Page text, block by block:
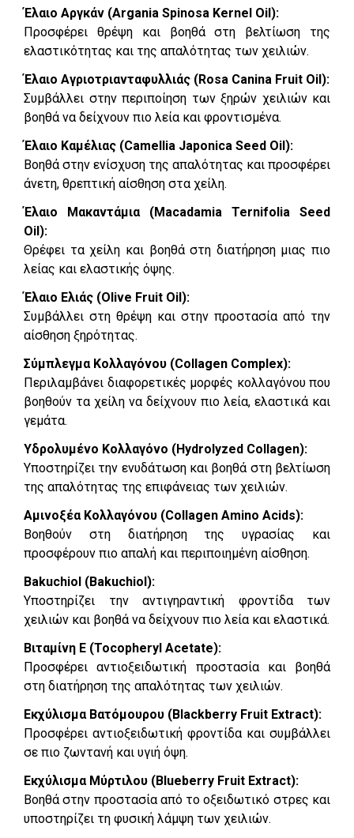
Έλαιο Αργκάν (Argania Spinosa Kernel Oil):
Προσφέρει θρέψη και βοηθά στη βελτίωση της
ελαστικότητας και της απαλότητας των χειλιών.
Έλαιο Αγριοτριανταφυλλιάς (Rosa Canina Fruit Oil):
Συμβάλλει στην περιποίηση των ξηρών χειλιών και
βοηθά να δείχνουν πιο λεία και φροντισμένα.
Έλαιο Καμέλιας (Camellia Japonica Seed Oil):
Βοηθά στην ενίσχυση της απαλότητας και προσφέρει
άνετη, θρεπτική αίσθηση στα χείλη.
Έλαιο Μακαντάμια (Macadamia Ternifolia Seed
Oil):
Θρέφει τα χείλη και βοηθά στη διατήρηση μιας πιο
λείας και ελαστικής όψης.
Έλαιο Ελιάς (Olive Fruit Oil):
Συμβάλλει στη θρέψη και στην προστασία από την
αίσθηση ξηρότητας.
Σύμπλεγμα Κολλαγόνου (Collagen Complex):
Περιλαμβάνει διαφορετικές μορφές κολλαγόνου που
βοηθούν τα χείλη να δείχνουν πιο λεία, ελαστικά και
γεμάτα.
Υδρολυμένο Κολλαγόνο (Hydrolyzed Collagen):
Υποστηρίζει την ενυδάτωση και βοηθά στη βελτίωση
της απαλότητας της επιφάνειας των χειλιών.
Αμινοξέα Κολλαγόνου (Collagen Amino Acids):
Βοηθούν στη διατήρηση της υγρασίας και
προσφέρουν πιο απαλή και περιποιημένη αίσθηση.
Bakuchiol (Bakuchiol):
Υποστηρίζει την αντιγηραντική φροντίδα των
χειλιών και βοηθά να δείχνουν πιο λεία και ελαστικά.
Βιταμίνη Ε (Tocopheryl Acetate):
Προσφέρει αντιοξειδωτική προστασία και βοηθά
στη διατήρηση της απαλότητας των χειλιών.
Εκχύλισμα Βατόμουρου (Blackberry Fruit Extract):
Προσφέρει αντιοξειδωτική φροντίδα και συμβάλλει
σε πιο ζωντανή και υγιή όψη.
Εκχύλισμα Μύρτιλου (Blueberry Fruit Extract):
Βοηθά στην προστασία από το οξειδωτικό στρες και
υποστηρίζει τη φυσική λάμψη των χειλιών.